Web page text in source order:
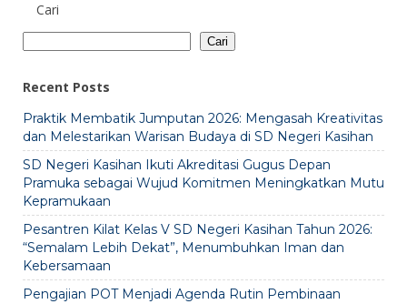
Cari
Cari
Recent Posts
Praktik Membatik Jumputan 2026: Mengasah Kreativitas
dan Melestarikan Warisan Budaya di SD Negeri Kasihan
SD Negeri Kasihan Ikuti Akreditasi Gugus Depan
Pramuka sebagai Wujud Komitmen Meningkatkan Mutu
Kepramukaan
Pesantren Kilat Kelas V SD Negeri Kasihan Tahun 2026:
“Semalam Lebih Dekat”, Menumbuhkan Iman dan
Kebersamaan
Pengajian POT Menjadi Agenda Rutin Pembinaan